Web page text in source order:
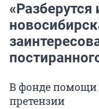
В фонде помощи
претензии